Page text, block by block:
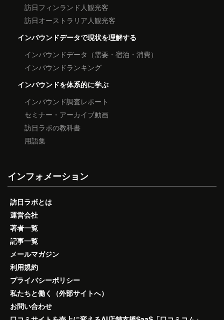
訪日フィンランド人観光客
訪日オーストラリア人観光客
インバウンドデータで現状を理解する
インバウンドデータ（需要・宿泊・消費）
インバウンドランキング
インバウンドを体系的に学ぶ
インバウンド調査レポート
セミナー・アーカイブ動画
訪日ラボの教科書
用語集
インフォメーション
訪日ラボとは
運営会社
著者一覧
記事一覧
メールマガジン
利用規約
プライバシーポリシー
私たちと働く（外部サイトへ）
お問い合わせ